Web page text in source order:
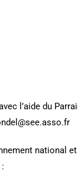
l’aide du
national